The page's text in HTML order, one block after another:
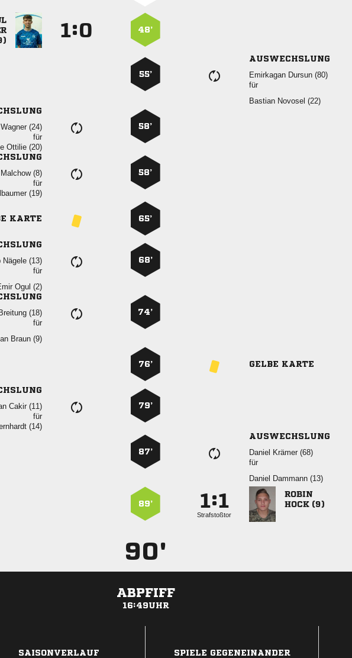
: 48’
55’
AUSWECHSLUNG
  
für
  

für
 
58’
 
für

58’
KARTE 65’
 
für
 
68’

für
 
74’
76’ GELBE KARTE
 
für

79’
87’
AUSWECHSLUNG
  
für
  
89’ :
Strafstoßtor

 
90'
ABPFIFF
16:49UHR
SAISONVERLAUF SPIELE GEGENEINANDER